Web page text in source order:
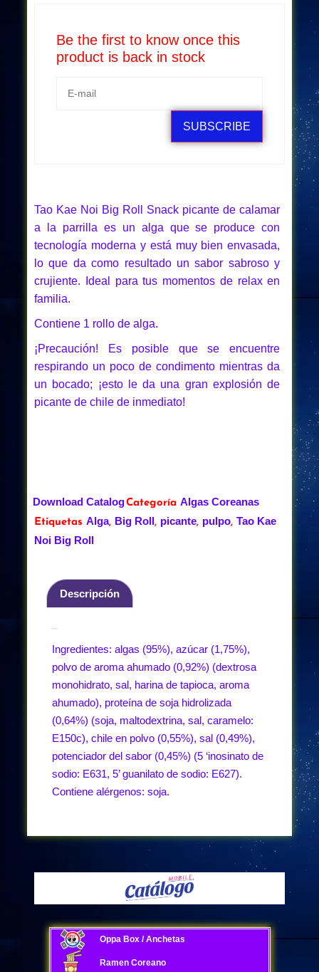
Be the first to know once this
product is back in stock
SUBSCRIBE
Tao Kae Noi Big Roll Snack picante de calamar
a la parrilla es un alga que se produce con
tecnología moderna y está muy bien envasada,
lo que da como resultado un sabor sabroso y
crujiente. Ideal para tus momentos de relax en
familia.
Contiene 1 rollo de alga.
¡Precaución! Es posible que se encuentre
respirando un poco de condimento mientras da
un bocado; ¡esto le da una gran explosión de
picante de chile de inmediato!
Download CatalogCategoría Algas Coreanas
Etiquetas Alga, Big Roll, picante, pulpo, Tao Kae
Noi Big Roll
Descripción
Ingredientes: algas (95%), azúcar (1,75%),
polvo de aroma ahumado (0,92%) (dextrosa
monohidrato, sal, harina de tapioca, aroma
ahumado), proteína de soja hidrolizada
(0,64%) (soja, maltodextrina, sal, caramelo:
E150c), chile en polvo (0,55%), sal (0,49%),
potenciador del sabor (0,45%) (5 ‘inosinato de
sodio: E631, 5’ guanilato de sodio: E627).
Contiene alérgenos: soja.
Oppa Box / Anchetas
Ramen Coreano